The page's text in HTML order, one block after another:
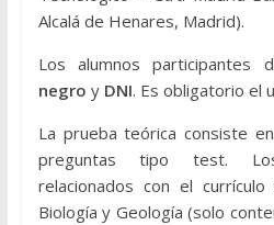
Alcalá de Henares, Madrid).
Los alumnos participantes
negro y DNI. Es obligatorio el
La prueba teórica consiste
preguntas tipo test.
relacionados con el
Biología y Geología (solo